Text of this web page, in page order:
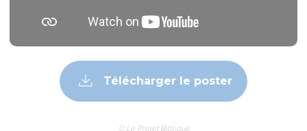
Télécharger le poster
© Le Projet Biblique